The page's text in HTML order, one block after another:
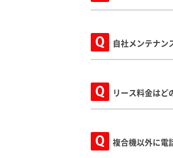
自社メンテナン
リース料金はど
複合機以外に電